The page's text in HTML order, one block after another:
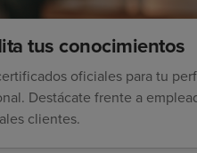
tus conocimientos
oficiales para tu
Destácate frente a
clientes.